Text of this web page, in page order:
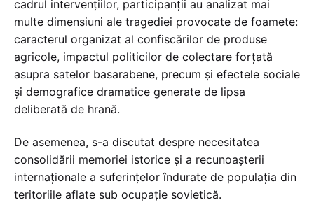
cadrul intervențiilor, participanții au analizat mai
multe dimensiuni ale tragediei provocate de foamete:
caracterul organizat al confiscărilor de produse
agricole, impactul politicilor de colectare forțată
asupra satelor basarabene, precum și efectele sociale
și demografice dramatice generate de lipsa
deliberată de hrană.
De asemenea, s-a discutat despre necesitatea
consolidării memoriei istorice și a recunoașterii
internaționale a suferințelor îndurate de populația din
teritoriile aflate sub ocupație sovietică.